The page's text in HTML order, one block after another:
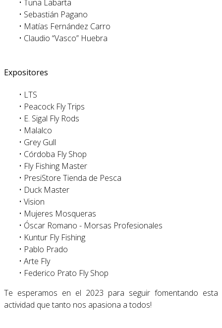
• Tuna Labarta
• Sebastián Pagano
• Matías Fernández Carro
• Claudio “Vasco” Huebra
Expositores
• LTS
• Peacock Fly Trips
• E. Sigal Fly Rods
• Malalco
• Grey Gull
• Córdoba Fly Shop
• Fly Fishing Master
• PresiStore Tienda de Pesca
• Duck Master
• Vision
• Mujeres Mosqueras
• Óscar Romano - Morsas Profesionales
• Kuntur Fly Fishing
• Pablo Prado
• Arte Fly
• Federico Prato Fly Shop
Te esperamos en el 2023 para seguir fomentando esta
actividad que tanto nos apasiona a todos!